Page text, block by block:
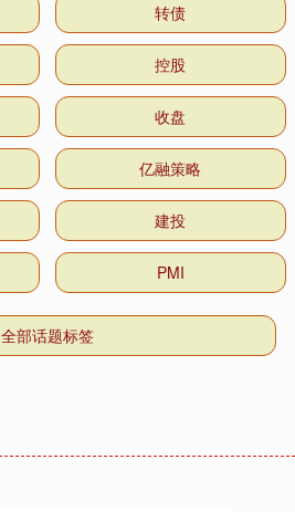
转债
控股
收盘
亿融策略
建投
PMI
全部话题标签